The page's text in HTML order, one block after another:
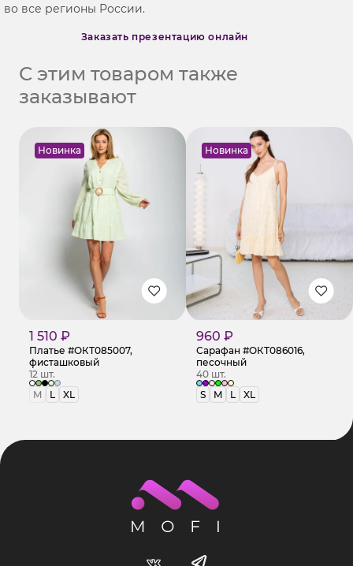
во все регионы России.
Заказать презентацию онлайн
С этим товаром также
заказывают
Новинка
1 510 ₽
Платье #ОКТ085007,
фисташковый
12 шт.
M
L XL
Новинка
960 ₽
Сарафан #ОКТ086016,
песочный
40 шт.
S
M L XL